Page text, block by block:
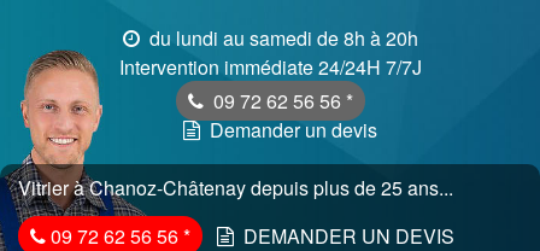
du lundi au samedi de 8h à 20h
Intervention immédiate 24/24H 7/7J
09 72 62 56 56 *
Demander un devis
Vitrier à Chanoz-Châtenay depuis plus de 25 ans...
09 72 62 56 56* DEMANDER UN DEVIS